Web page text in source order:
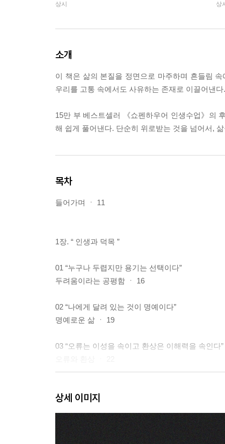
상시 상
소개
이 책은 삶의 본질을 정면으로 마주하며 흔들림
우리를 고통 속에서도 사유하는 존재로 이끌어낸다.
15만 부 베스트셀러 《쇼펜하우어 인생수업》의
해 쉽게 풀어낸다. 단순히 위로받는 것을 넘어서,
목차
들어가며 ㆍ 11
1장. “ 인생과 덕목 ”
01 “누구나 두렵지만 용기는 선택이다”
두려움이라는 공평함 ㆍ 16
02 “나에게 달려 있는 것이 명예이다”
명예로운 삶 ㆍ 19
03 “오류는 이성을 속이고 환상은 이해력을 속인다”
가장 위험한 사람 ㆍ 26
책임 있는 삶 ㆍ 30
상세 이미지